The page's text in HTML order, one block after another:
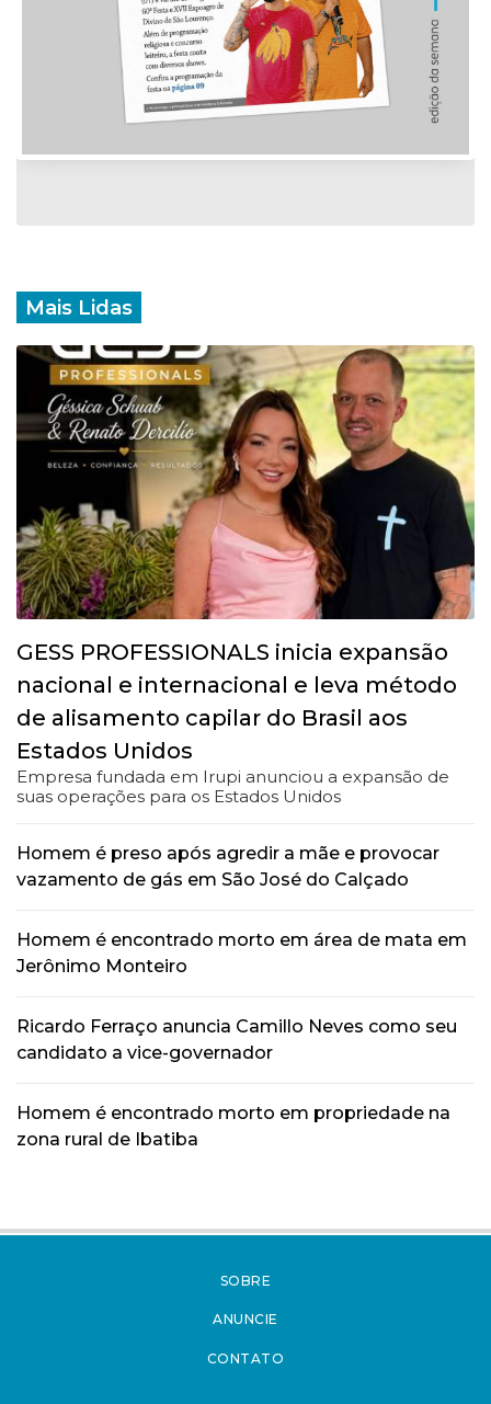
Mais Lidas
GESS PROFESSIONALS inicia expansão
nacional e internacional e leva método
de alisamento capilar do Brasil aos
Estados Unidos
Empresa fundada em Irupi anunciou a expansão de
suas operações para os Estados Unidos
Homem é preso após agredir a mãe e provocar
vazamento de gás em São José do Calçado
Homem é encontrado morto em área de mata em
Jerônimo Monteiro
Ricardo Ferraço anuncia Camillo Neves como seu
candidato a vice-governador
Homem é encontrado morto em propriedade na
zona rural de Ibatiba
SOBRE
ANUNCIE
CONTATO